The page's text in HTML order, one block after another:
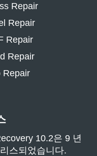
Repair
Repair
Repair
Repair
Repair
10.2은 9 년
스되었습니다.